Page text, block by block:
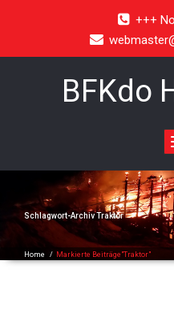
+++
BFKdo
Schlagwort-ArchivTraktor
Home / Markierte Beiträge"Traktor"